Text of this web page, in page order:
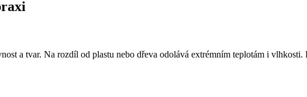
a tvar. Na rozdíl od plastu nebo dřeva odolává extrémním teplotám i